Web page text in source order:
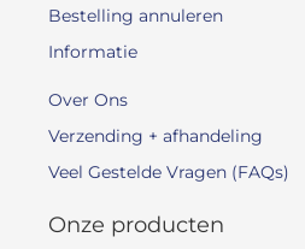
Bestelling annuleren
Informatie
Over Ons
Verzending + afhandeling
Veel Gestelde Vragen (FAQs)
Onze producten